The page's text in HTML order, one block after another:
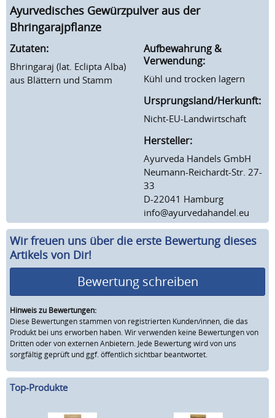
Ayurvedisches Gewürzpulver aus der
Bhringarajpflanze
Zutaten:
Bhringaraj (lat. Eclipta Alba)
aus Blättern und Stamm
Aufbewahrung &
Verwendung:
Kühl und trocken lagern
Ursprungsland/Herkunft:
Nicht-EU-Landwirtschaft
Hersteller:
Ayurveda Handels GmbH
Neumann-Reichardt-Str. 27-
33
D-22041 Hamburg
info@ayurvedahandel.eu
Wir freuen uns über die erste Bewertung dieses
Artikels von Dir!
Bewertung schreiben
Hinweis zu Bewertungen:
Diese Bewertungen stammen von registrierten Kunden/innen, die das
Produkt bei uns erworben haben. Wir verwenden keine Bewertungen von
Dritten oder von externen Anbietern. Jede Bewertung wird von uns
sorgfältig geprüft und ggf. öffentlich sichtbar beantwortet.
Top-Produkte